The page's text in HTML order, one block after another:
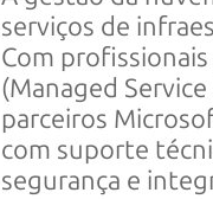
serviços de
Com
(Managed
parceiros
com suporte
segurança e